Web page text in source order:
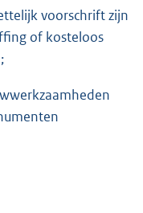
voorschrift zijn
of kosteloos